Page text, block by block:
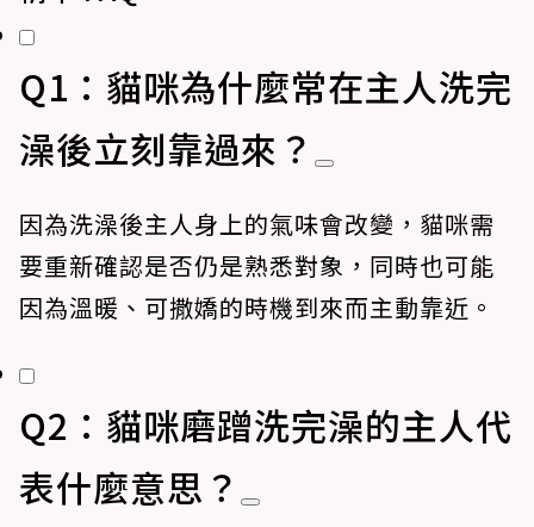
Q1：貓咪為什麼常在主人洗完
澡後立刻靠過來？
因為洗澡後主人身上的氣味會改變，貓咪需
要重新確認是否仍是熟悉對象，同時也可能
因為溫暖、可撒嬌的時機到來而主動靠近。
Q2：貓咪磨蹭洗完澡的主人代
表什麼意思？